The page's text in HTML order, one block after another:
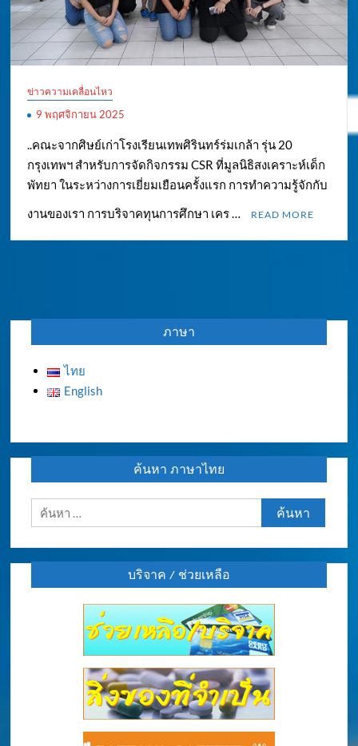
ข่าวความเคลื่อนไหว
9 พฤศจิกายน 2025
..คณะจากศิษย์เก่าโรงเรียนเทพศิรินทร์ร่มเกล้า รุ่น 20
กรุงเทพฯ สำหรับการจัดกิจกรรม CSR ที่มูลนิธิสงเคราะห์เด็ก
พัทยา ในระหว่างการเยี่ยมเยือนครั้งแรก การทำความรู้จักกับ
งานของเรา การบริจาคทุนการศึกษา เคร …
READ MORE
ภาษา
ไทย
English
ค้นหา ภาษาไทย
ค้นหา
สำหรับ:
บริจาค / ช่วยเหลือ